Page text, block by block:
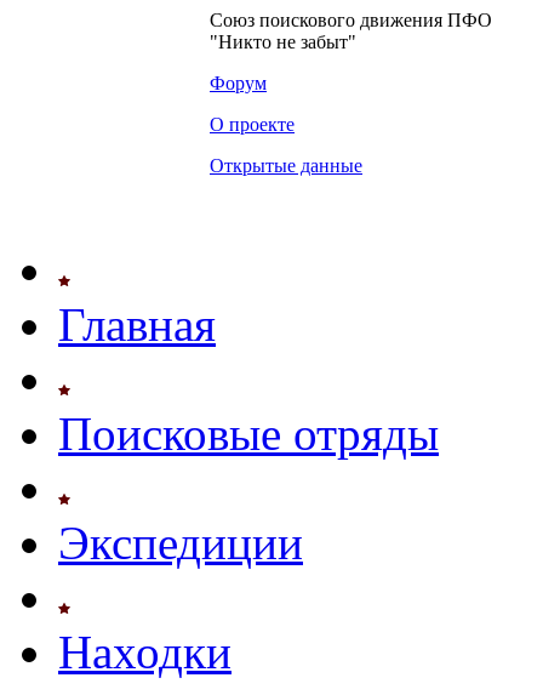
Союз поискового движения ПФО
"Никто не забыт"
Форум
О проекте
Открытые данные
Главная
Поисковые отряды
Экспедиции
Находки